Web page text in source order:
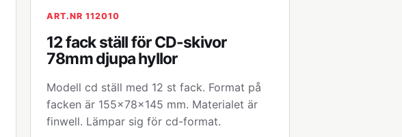
ART.NR 112010
12 fack ställ för CD-skivor
78mm djupa hyllor
Modell cd ställ med 12 st fack. Format på
facken är 155x78x145 mm. Materialet är
finwell. Lämpar sig för cd-format.